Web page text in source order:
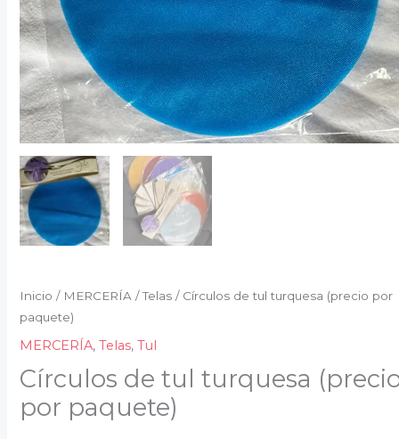
Inicio / MERCERÍA /Telas / Círculos de tul turquesa (precio por
paquete)
MERCERÍA,Telas,Tul
Círculos de tul turquesa
por paquete)